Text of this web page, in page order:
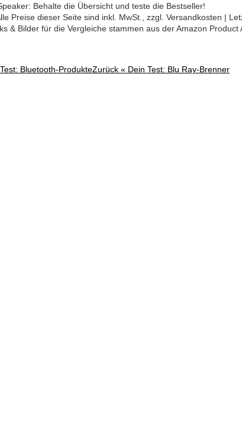
Behalte die Übersicht und teste die Bestseller!
Preise dieser Seite sind inkl. MwSt., zzgl. Versandkosten |
& Bilder für die Vergleiche stammen aus der Amazon Product
Bluetooth-ProdukteZurück « Dein Test: Blu Ray-Brenner